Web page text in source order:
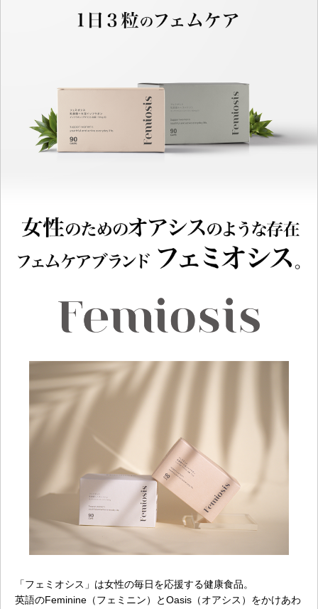
「フェミオシス」は女性の毎日を応援する健康食品。
英語のFeminine（フェミニン）とOasis（オアシス）をかけあわ